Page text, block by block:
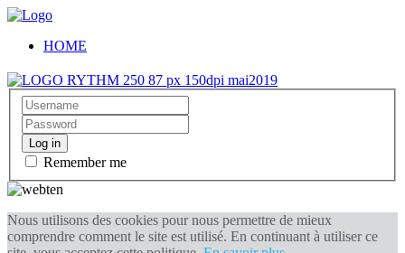
HOME
Log in
Remember me
Nous utilisons des cookies pour nous permettre de mieux
comprendre comment le site est utilisé. En continuant à utiliser ce